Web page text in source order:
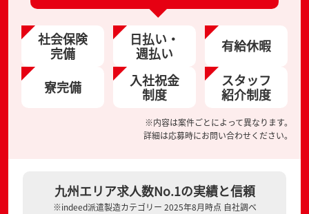
社会保険
完備
日払い・
週払い 有給休暇
寮完備 入社祝金
制度
スタッフ
紹介制度
※内容は案件ごとによって異なります。
詳細は応募時にお問い合わせください。
九州エリア求人数No.1の実績と信頼
※indeed派遣製造カテゴリー 2025年8月時点 自社調べ